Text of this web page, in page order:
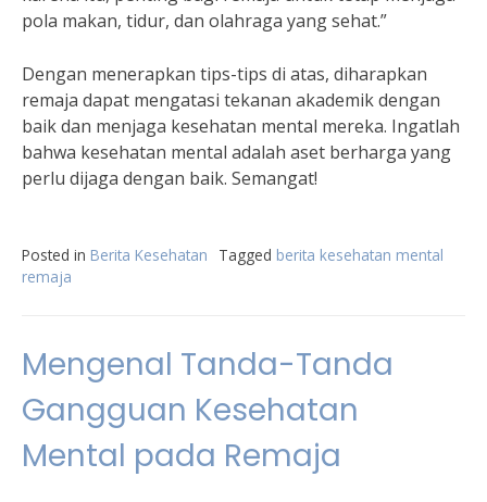
pola makan, tidur, dan olahraga yang sehat.”
Dengan menerapkan tips-tips di atas, diharapkan
remaja dapat mengatasi tekanan akademik dengan
baik dan menjaga kesehatan mental mereka. Ingatlah
bahwa kesehatan mental adalah aset berharga yang
perlu dijaga dengan baik. Semangat!
Posted in Berita Kesehatan Tagged berita kesehatan mental
remaja
Mengenal Tanda-Tanda
Gangguan Kesehatan
Mental pada Remaja